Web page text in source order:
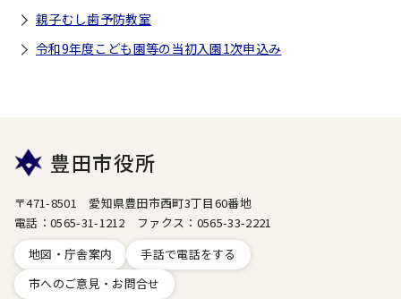
親子むし歯予防教室
令和9年度こども園等の当初入園1次申込み
豊田市役所
〒471-8501 愛知県豊田市西町3丁目60番地
電話：0565-31-1212 ファクス：0565-33-2221
地図・庁舎案内
手話で電話をする
市へのご意見・お問合せ